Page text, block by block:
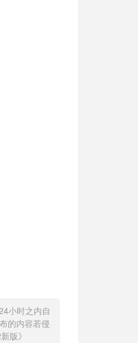
小时之内自
的内容若侵
版》